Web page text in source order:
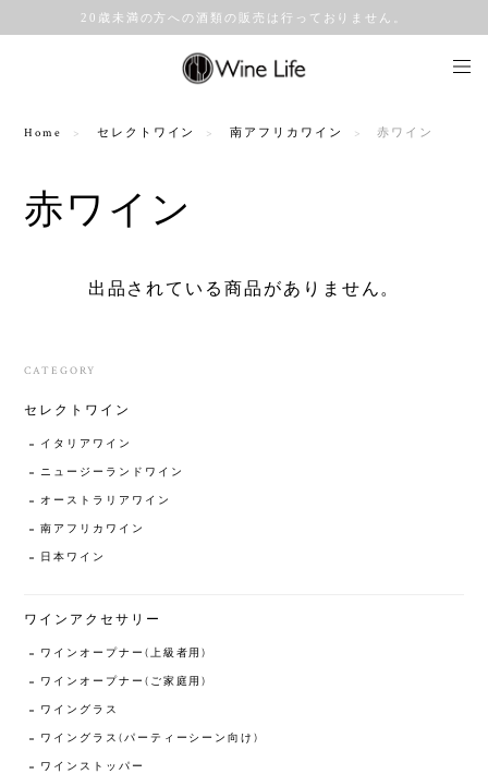
20歳未満の方への酒類の販売は行っておりません。
Home セレクトワイン 南アフリカワイン 赤ワイン
赤ワイン
出品されている商品がありません。
CATEGORY
セレクトワイン
イタリアワイン
ニュージーランドワイン
オーストラリアワイン
南アフリカワイン
日本ワイン
ワインアクセサリー
ワインオープナー(上級者用)
ワインオープナー(ご家庭用)
ワイングラス
ワイングラス(パーティーシーン向け)
ワインストッパー